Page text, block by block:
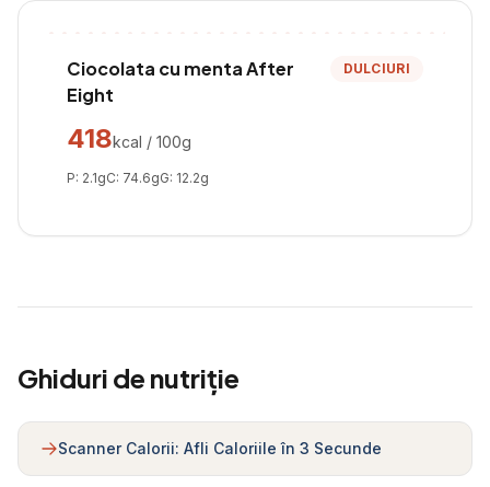
Ciocolata cu menta After
Eight
DULCIURI
418kcal / 100g
P: 2.1gC: 74.6gG: 12.2g
Ghiduri de nutriție
Scanner Calorii: Afli Caloriile în 3 Secunde